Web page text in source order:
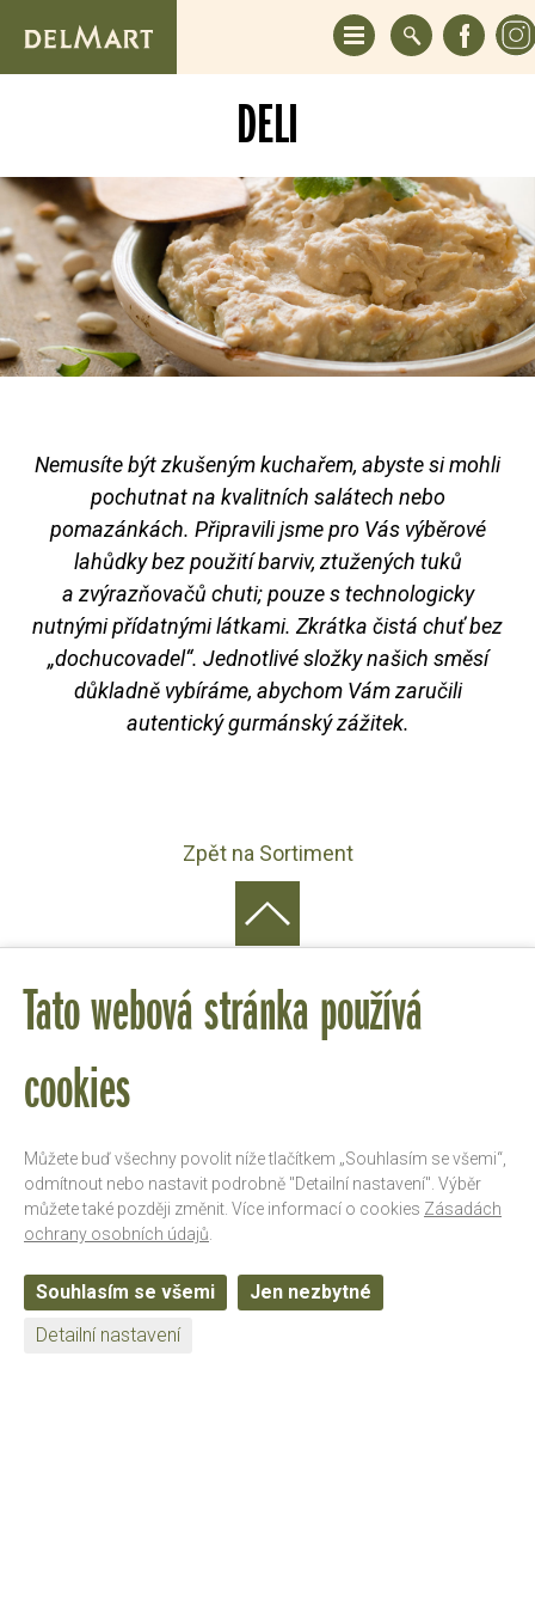
DELI
Nemusíte být zkušeným kuchařem, abyste si mohli
pochutnat na kvalitních salátech nebo
pomazánkách. Připravili jsme pro Vás výběrové
lahůdky bez použití barviv, ztužených tuků
a zvýrazňovačů chuti; pouze s technologicky
nutnými přídatnými látkami. Zkrátka čistá chuť bez
„dochucovadel“. Jednotlivé složky našich směsí
důkladně vybíráme, abychom Vám zaručili
autentický gurmánský zážitek.
Zpět na Sortiment
ZAREGISTRUJ SE PRO NEWSLETTER
Tato webová stránka používá
cookies
Můžete buď všechny povolit níže tlačítkem „Souhlasím se všemi“,
odmítnout nebo nastavit podrobně "Detailní nastavení". Výběr
můžete také později změnit. Více informací o cookies Zásadách
ochrany osobních údajů
Souhlasím se všemi
Jen nezbytné
Detailní nastavení